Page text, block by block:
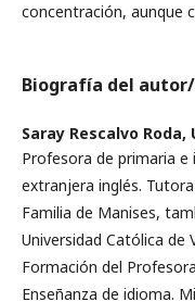
concentración, aunque
Biografía del
Saray Rescalvo Roda,
Profesora de primaria e
extranjera inglés.
Familia de Manises,
Universidad Católica de
Formación del
Enseñanza de idioma.